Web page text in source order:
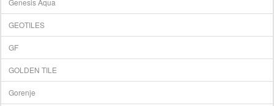
Genesis Aqua
GEOTILES
GF
GOLDEN TILE
Gorenje